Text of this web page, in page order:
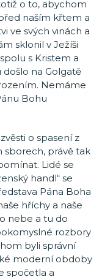
o to, abychom
naším křtem a
ve svých vinách a
sklonil v Ježíši
s Kristem a
došlo na Golgatě
Nemáme
Bohu
o spasení z
sborech, právě tak
Lidé se
handl“ se
Pána Boha
hříchy a naše
nebe a tu do
rozbory
byli správní
moderní obdoby
spočetla a